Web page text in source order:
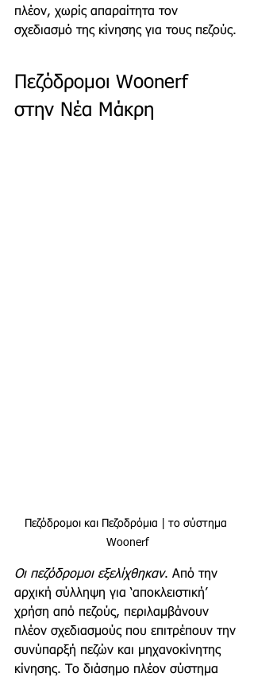
πλέον, χωρίς απαραίτητα τον
σχεδιασμό της κίνησης για τους πεζούς.
Πεζόδρομοι Woonerf
στην Νέα Μάκρη
Πεζόδρομοι και Πεζοδρόμια | το σύστημα
Woonerf
Οι πεζόδρομοι εξελίχθηκαν. Από την
αρχική σύλληψη για ‘αποκλειστική’
χρήση από πεζούς, περιλαμβάνουν
πλέον σχεδιασμούς που επιτρέπουν την
συνύπαρξή πεζών και μηχανοκίνητης
κίνησης. Το διάσημο πλέον σύστημα